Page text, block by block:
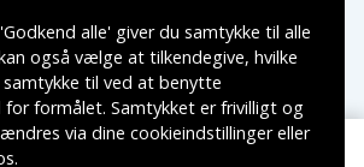
alle' giver du samtykke til alle
også vælge at tilkendegive, hvilke
til ved at benytte
for formålet. Samtykket er frivilligt og
via dine cookieindstillinger eller